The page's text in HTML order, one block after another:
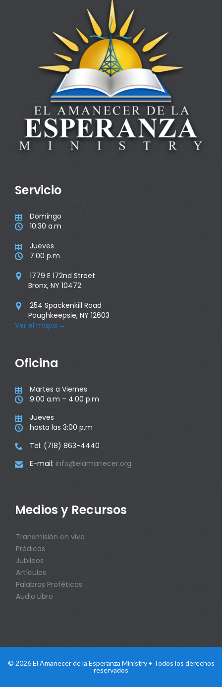
Servicio
 Domingo
 10:30 a.m
 Jueves
 7:00 p.m

1779 E 172nd Street
Bronx, NY 10472

254 Spackenkill Road
Poughkeepsie, NY 12603
Ver el mapa →
Oficina
 Martes a Viernes
 9:00 a.m – 4:00 p.m
 Jueves
 hasta las 3:00 p.m
 Tel: (718) 863-4440
 E-mail: info@elamanecer.org
Medios y Recursos
Transmisión en vivo
Prédicas
Jubileos
Artículos
Palabras Proféticas
Audio Libro
© 2026 El Amanecer de la Esperanza Ministry • Todos los derechos
reservados